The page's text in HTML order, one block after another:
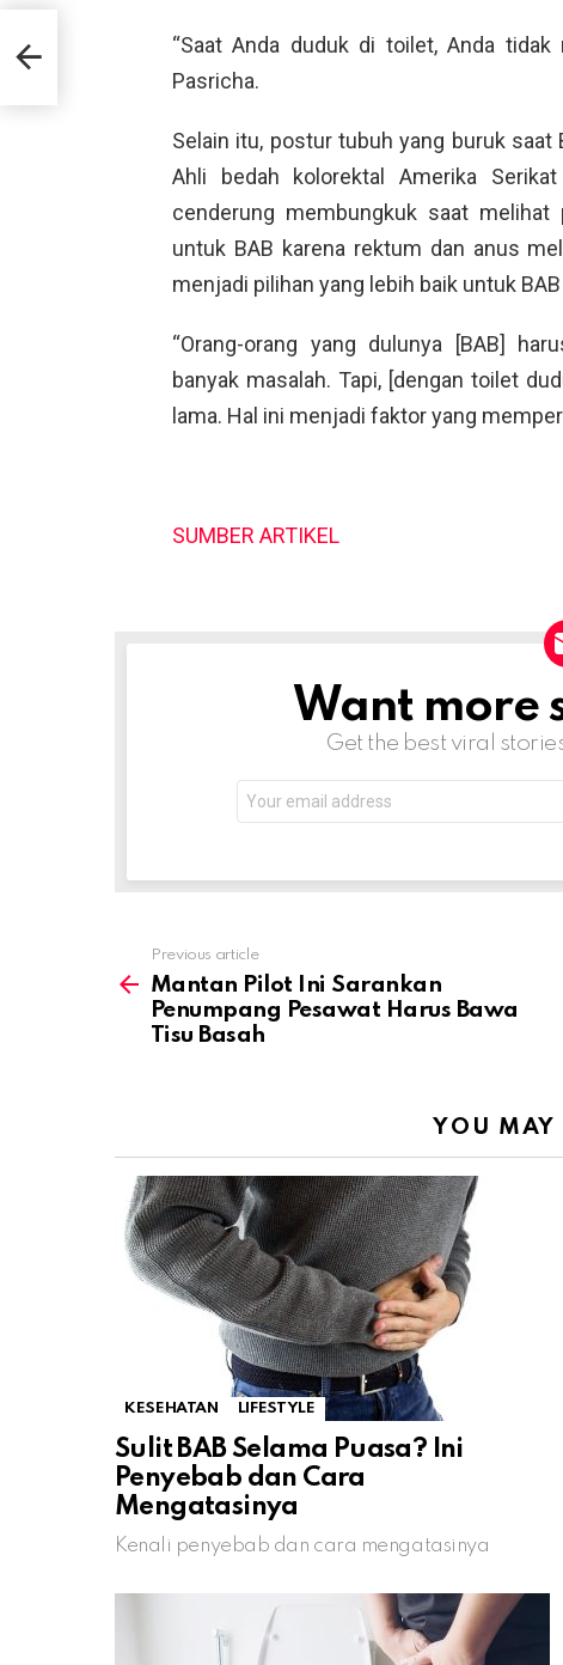
“Saat Anda duduk di toilet, Anda tidak
Pasricha.
Selain itu, postur tubuh yang buruk
Ahli bedah kolorektal Amerika
cenderung membungkuk saat
untuk BAB karena rektum dan anus
menjadi pilihan yang lebih baik untuk
“Orang-orang yang dulunya [BAB]
banyak masalah. Tapi, [dengan toilet
lama. Hal ini menjadi faktor yang
SUMBER ARTIKEL
NEWSLETTERWant more
Get the best viral
address:
more
Previous article
Mantan Pilot Ini Sarankan
Penumpang Pesawat Harus Bawa
Tisu Basah
YOU MAY
KESEHATAN LIFESTYLE
Sulit BAB Selama Puasa? Ini
Penyebab dan Cara
Mengatasinya
Kenali penyebab dan cara mengatasinya